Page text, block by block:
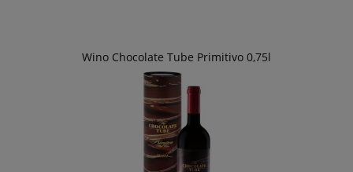
Wino Chocolate Tube Primitivo 0,75l